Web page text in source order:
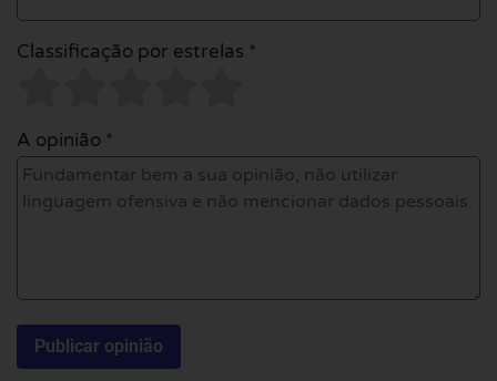
Classificação por estrelas *
A opinião *